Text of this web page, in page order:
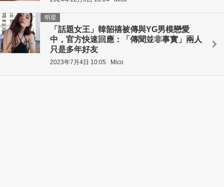
「話題女王」韓韶禧被傳與YG男模戀愛
中，官方快速回應：「傳聞並非事實」兩人
只是多年好友
明星
2023年7月4日 10:05 Mico